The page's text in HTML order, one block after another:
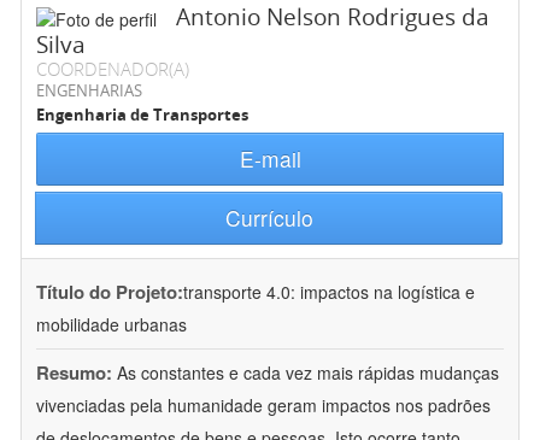
Antonio Nelson Rodrigues da
Silva
COORDENADOR(A)
ENGENHARIAS
Engenharia de Transportes
E-mail
Currículo
Título do Projeto:transporte 4.0: impactos na logística e
mobilidade urbanas
Resumo: As constantes e cada vez mais rápidas mudanças
vivenciadas pela humanidade geram impactos nos padrões